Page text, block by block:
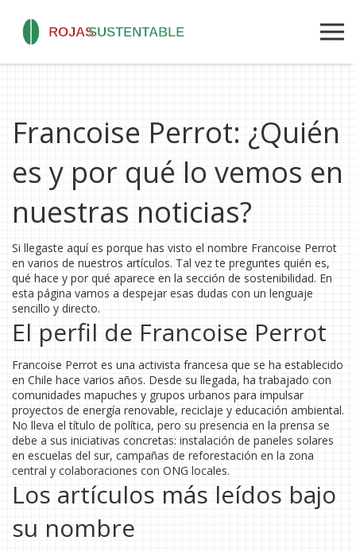
Francoise Perrot: ¿Quién
es y por qué lo vemos en
nuestras noticias?
Si llegaste aquí es porque has visto el nombre Francoise Perrot
en varios de nuestros artículos. Tal vez te preguntes quién es,
qué hace y por qué aparece en la sección de sostenibilidad. En
esta página vamos a despejar esas dudas con un lenguaje
sencillo y directo.
El perfil de Francoise Perrot
Francoise Perrot es una activista francesa que se ha establecido
en Chile hace varios años. Desde su llegada, ha trabajado con
comunidades mapuches y grupos urbanos para impulsar
proyectos de energía renovable, reciclaje y educación ambiental.
No lleva el título de política, pero su presencia en la prensa se
debe a sus iniciativas concretas: instalación de paneles solares
en escuelas del sur, campañas de reforestación en la zona
central y colaboraciones con ONG locales.
Los artículos más leídos bajo
su nombre